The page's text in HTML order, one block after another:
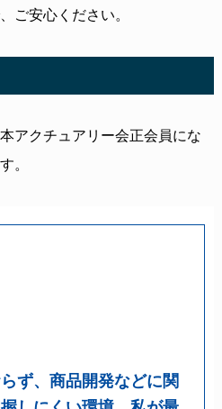
ご安心ください。
アクチュアリー会正会員にな
。
ず、商品開発などに関